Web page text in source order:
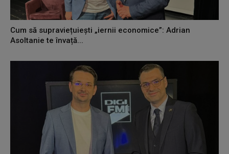
Cum să supraviețuiești „iernii economice”: Adrian
Asoltanie te învață...